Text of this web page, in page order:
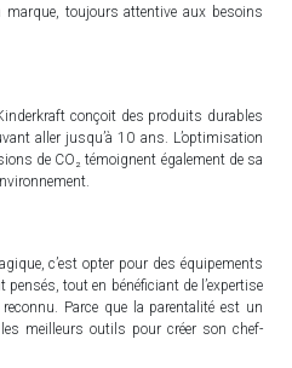
marque, toujours attentive aux besoins
conçoit des produits durables
aller jusqu’à 10 ans. L’optimisation
de CO₂ témoignent également de sa
c’est opter pour des équipements
tout en bénéficiant de l’expertise
Parce que la parentalité est un
meilleurs outils pour créer son chef-